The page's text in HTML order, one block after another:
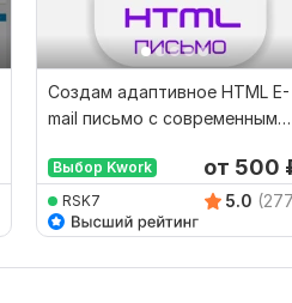
Создам адаптивное HTML E-
mail письмо с современным
Выбор Kwork от 500
RSK7 5.0